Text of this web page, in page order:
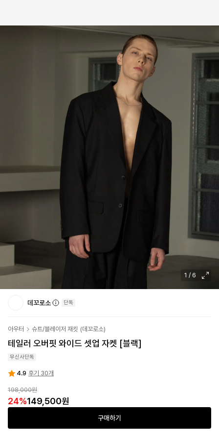
1 / 6
데꼬로소 단독
아우터 슈트/블레이저 재킷 (데꼬로소)
테일러 오버핏 와이드 셋업 자켓 [블랙]
무신사단독
4.9 후기 30개
198,000원
24%149,500원
구매하기